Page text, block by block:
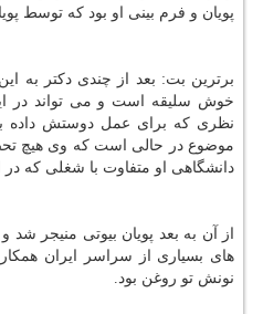
پویان و فرم بینی او بود که توسط
برترین بت: بعد از چندی دکتر به
خوش سلیقه است و می تواند در
نظری که برای عمل دوستش داده
موضوع در حالی است که وی هیچ
دانشگاهی او متفاوت با شغلی که در
از آن به بعد پویان بیوتی منیجر شد و
های‌‌ بسیاری از سراسر ایران
نونش تو روغن بود.